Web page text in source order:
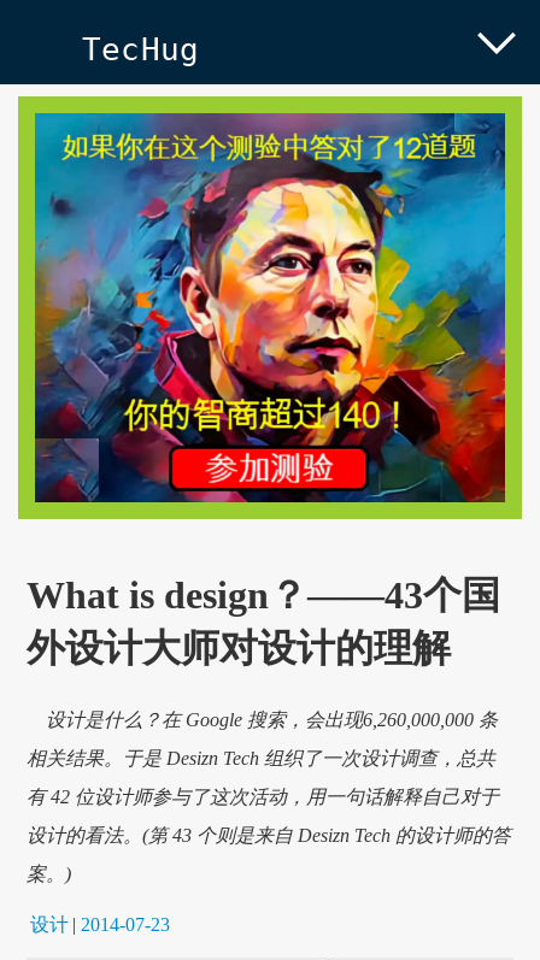
TecHug
What is design？——43个国
外设计大师对设计的理解
设计是什么？在 Google 搜索，会出现6,260,000,000 条
相关结果。于是 Desizn Tech 组织了一次设计调查，总共
有 42 位设计师参与了这次活动，用一句话解释自己对于
设计的看法。(第 43 个则是来自 Desizn Tech 的设计师的答
案。)
设计 | 2014-07-23